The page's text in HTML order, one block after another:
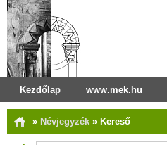
Kezdőlap www.mek.hu
» Névjegyzék » Kereső